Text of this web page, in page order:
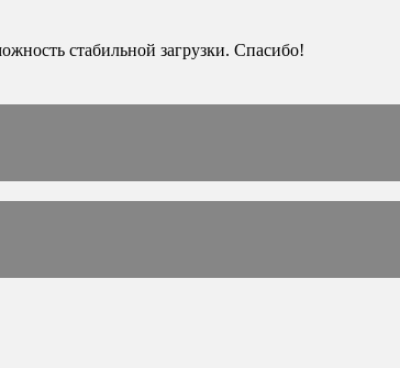
стабильной загрузки. Спасибо!